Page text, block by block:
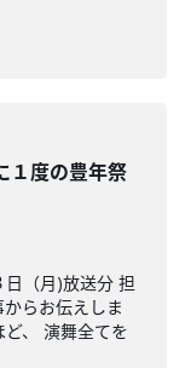
１度の豊年祭
（月)放送分 担
らお伝えしま
、 演舞全てを